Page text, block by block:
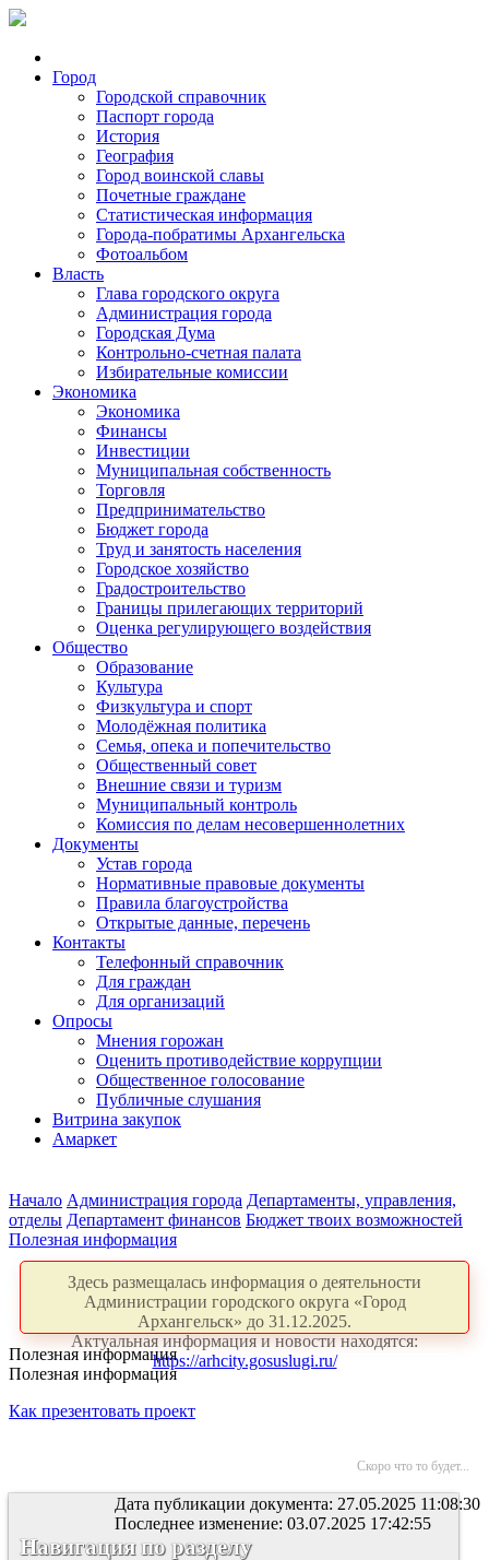
Город
Городской справочник
Паспорт города
История
География
Город воинской славы
Почетные граждане
Статистическая информация
Города-побратимы Архангельска
Фотоальбом
Власть
Глава городского округа
Администрация города
Городская Дума
Контрольно-счетная палата
Избирательные комиссии
Экономика
Экономика
Финансы
Инвестиции
Муниципальная собственность
Торговля
Предпринимательство
Бюджет города
Труд и занятость населения
Городское хозяйство
Градостроительство
Границы прилегающих территорий
Оценка регулирующего воздействия
Общество
Образование
Культура
Физкультура и спорт
Молодёжная политика
Семья, опека и попечительство
Общественный совет
Внешние связи и туризм
Муниципальный контроль
Комиссия по делам несовершеннолетних
Документы
Устав города
Нормативные правовые документы
Правила благоустройства
Открытые данные, перечень
Контакты
Телефонный справочник
Для граждан
Для организаций
Опросы
Мнения горожан
Оценить противодействие коррупции
Общественное голосование
Публичные слушания
Витрина закупок
Амаркет
Начало Администрация города Департаменты, управления,
отделы Департамент финансов Бюджет твоих возможностей
Полезная информация
Здесь размещалась информация о деятельности
Администрации городского округа «Город
Архангельск» до 31.12.2025.
Актуальная информация и новости находятся:
https://arhcity.gosuslugi.ru/
Полезная информация
Полезная информация
Как презентовать проект
Скоро что то будет...
Дата публикации документа: 27.05.2025 11:08:30
Последнее изменение: 03.07.2025 17:42:55
Навигация по разделу